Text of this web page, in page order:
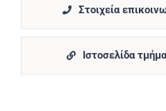
Στοιχεία
Ιστοσελίδα